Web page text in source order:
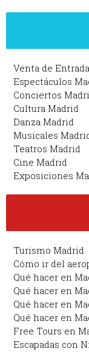
Venta de
Espectáculos
Conciertos
Cultura Madrid
Danza Madrid
Musicales
Teatros Madrid
Cine Madrid
Exposiciones
Turismo Madrid
Cómo ir del
Qué hacer en
Qué hacer en
Qué hacer en
Qué hacer en
Free Tours en
Escapadas con